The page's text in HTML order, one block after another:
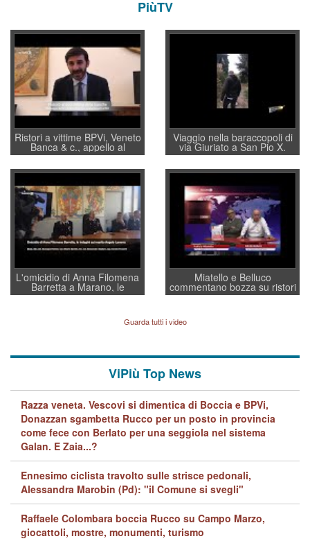
PiùTV
Ristori a vittime BPVi, Veneto
Banca & c., appello al
sottosegretario Alessio
Villarosa: per mettere ordine
convochi con Di Maio CNCU
a supporto della cabina di
regia al Mef
Viaggio nella baraccopoli di
via Giuriato a San Pio X.
Vicenza ai Vicentini: “faremo
un regalo di Natale ai
residenti”
L'omicidio di Anna Filomena
Barretta a Marano, le
indagini dei carabinieri di
quelle di... Barbara D'Urso
Miatello e Belluco
commentano bozza su ristori
BPVi e Veneto Banca
Guarda tutti i video
ViPiù Top News
Razza veneta. Vescovi si dimentica di Boccia e BPVi,
Donazzan sgambetta Rucco per un posto in provincia
come fece con Berlato per una seggiola nel sistema
Galan. E Zaia...?
Ennesimo ciclista travolto sulle strisce pedonali,
Alessandra Marobin (Pd): "il Comune si svegli"
Raffaele Colombara boccia Rucco su Campo Marzo,
giocattoli, mostre, monumenti, turismo